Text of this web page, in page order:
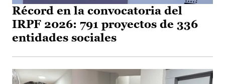
Récord en la convocatoria del
IRPF 2026: 791 proyectos de 336
entidades sociales